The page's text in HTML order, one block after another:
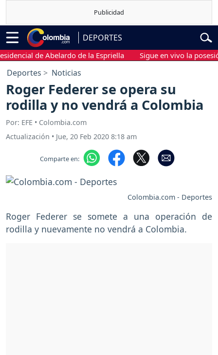
DEPORTES
de Abelardo de la Espriella Sigue en vivo la posesión
Deportes Noticias
Roger Federer se opera su
rodilla y no vendrá a Colombia
Por: EFE • Colombia.com
Actualización • Jue, 20 Feb 2020 8:18 am
Comparte en:
Colombia.com - Deportes
Roger Federer se somete a una operación de
rodilla y nuevamente no vendrá a Colombia.